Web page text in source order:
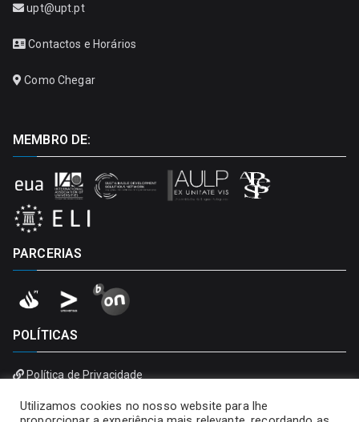
upt@upt.pt
Contactos e Horários
Como Chegar
MEMBRO DE:
PARCERIAS
POLÍTICAS
Política de Privacidade
Utilizamos cookies no nosso website para lhe